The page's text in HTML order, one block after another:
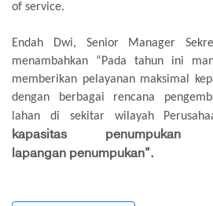
of service.
Endah Dwi, Senior Manager
menambahkan “Pada tahun ini
memberikan pelayanan maksimal
dengan berbagai rencana
lahan di sekitar wilayah
kapasitas
lapangan penumpukan”.